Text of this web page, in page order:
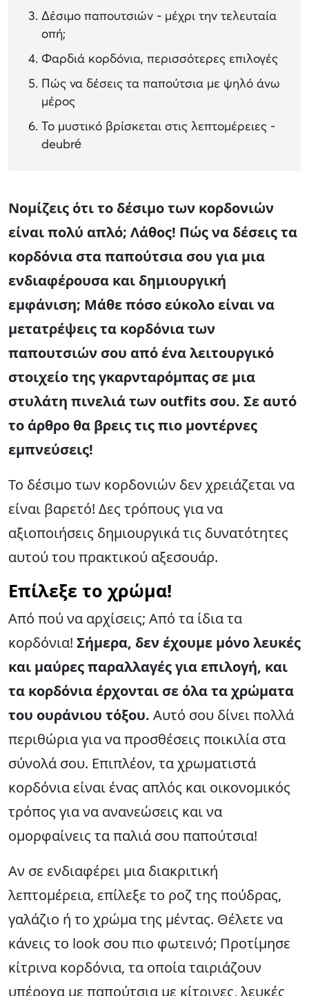
Δέσιμο παπουτσιών - μέχρι την τελευταία
οπή;
Φαρδιά κορδόνια, περισσότερες επιλογές
Πώς να δέσεις τα παπούτσια με ψηλό άνω
μέρος
Το μυστικό βρίσκεται στις λεπτομέρειες -
deubré
Νομίζεις ότι το δέσιμο των κορδονιών
είναι πολύ απλό; Λάθος! Πώς να δέσεις τα
κορδόνια στα παπούτσια σου για μια
ενδιαφέρουσα και δημιουργική
εμφάνιση; Μάθε πόσο εύκολο είναι να
μετατρέψεις τα κορδόνια των
παπουτσιών σου από ένα λειτουργικό
στοιχείο της γκαρνταρόμπας σε μια
στυλάτη πινελιά των outfits σου. Σε αυτό
το άρθρο θα βρεις τις πιο μοντέρνες
εμπνεύσεις!
Το δέσιμο των κορδονιών δεν χρειάζεται να
είναι βαρετό! Δες τρόπους για να
αξιοποιήσεις δημιουργικά τις δυνατότητες
αυτού του πρακτικού αξεσουάρ.
Επίλεξε το χρώμα!
Από πού να αρχίσεις; Από τα ίδια τα
κορδόνια! Σήμερα, δεν έχουμε μόνο λευκές
και μαύρες παραλλαγές για επιλογή, και
τα κορδόνια έρχονται σε όλα τα χρώματα
του ουράνιου τόξου. Αυτό σου δίνει πολλά
περιθώρια για να προσθέσεις ποικιλία στα
σύνολά σου. Επιπλέον, τα χρωματιστά
κορδόνια είναι ένας απλός και οικονομικός
τρόπος για να ανανεώσεις και να
ομορφαίνεις τα παλιά σου παπούτσια!
Αν σε ενδιαφέρει μια διακριτική
λεπτομέρεια, επίλεξε το ροζ της πούδρας,
γαλάζιο ή το χρώμα της μέντας. Θέλετε να
κάνεις το look σου πιο φωτεινό; Προτίμησε
κίτρινα κορδόνια, τα οποία ταιριάζουν
υπέροχα με παπούτσια με κίτρινες, λευκές